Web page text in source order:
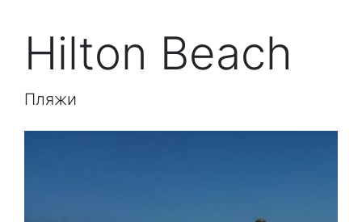
Hilton Beach
Пляжи